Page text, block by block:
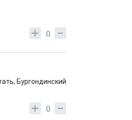
0
Бургондинский
0